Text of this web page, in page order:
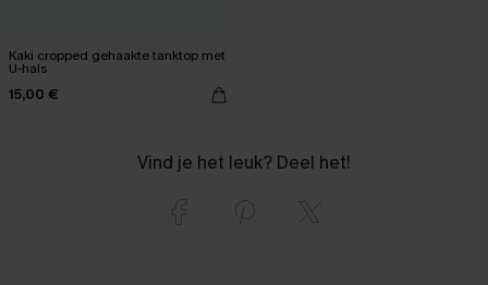
Kaki cropped gehaakte tanktop met
U-hals
15,00 €
Vind je het leuk? Deel het!